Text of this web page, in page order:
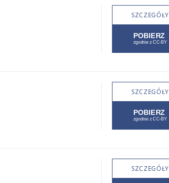
SZCZEGÓŁY
SZCZEGÓŁY
SZCZEGÓŁY